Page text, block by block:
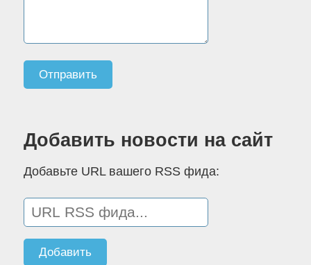
Добавить новости на сайт
Добавьте URL вашего RSS фида: